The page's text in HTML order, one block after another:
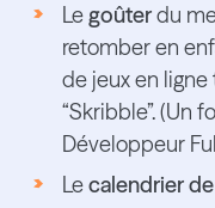
Legoûterdu
retomber en
de jeux en ligne
“Skribble”. (Un
Développeur
Lecalendrier